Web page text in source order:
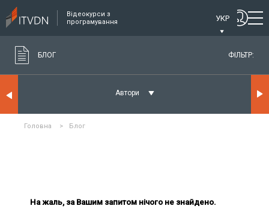
Відеокурси з
програмування
УКР
БЛОГ ФІЛЬТР:
Автори
Головна > Блог
На жаль, за Вашим запитом нічого не знайдено.